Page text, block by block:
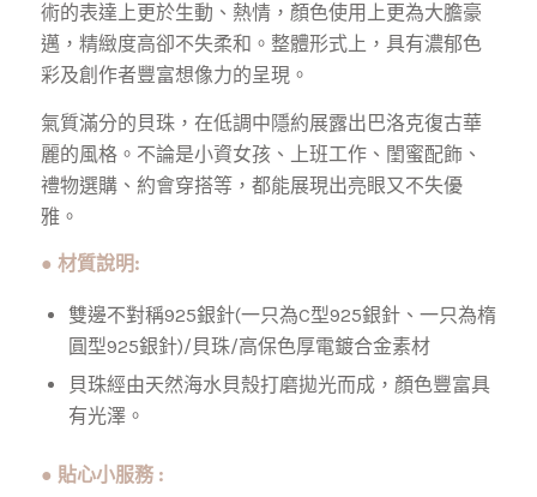
術的表達上更於生動、熱情，顏色使用上更為大膽豪
邁，精緻度高卻不失柔和。整體形式上，具有濃郁色
彩及創作者豐富想像力的呈現。
氣質滿分的貝珠，在低調中隱約展露出巴洛克復古華
麗的風格。不論是小資女孩、上班工作、閨蜜配飾、
禮物選購、約會穿搭等，都能展現出亮眼又不失優
雅。
● 材質說明:
雙邊不對稱925銀針(一只為C型925銀針、一只為楕
圓型925銀針)/貝珠/高保色厚電鍍合金素材
貝珠經由天然海水貝殼打磨拋光而成，顏色豐富具
有光澤。
● 貼心小服務 :